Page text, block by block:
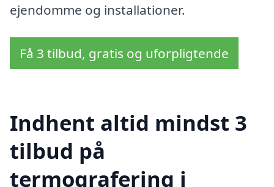
ejendomme og installationer.
Få 3 tilbud, gratis og uforpligtende
Indhent altid mindst 3
tilbud på
termografering i